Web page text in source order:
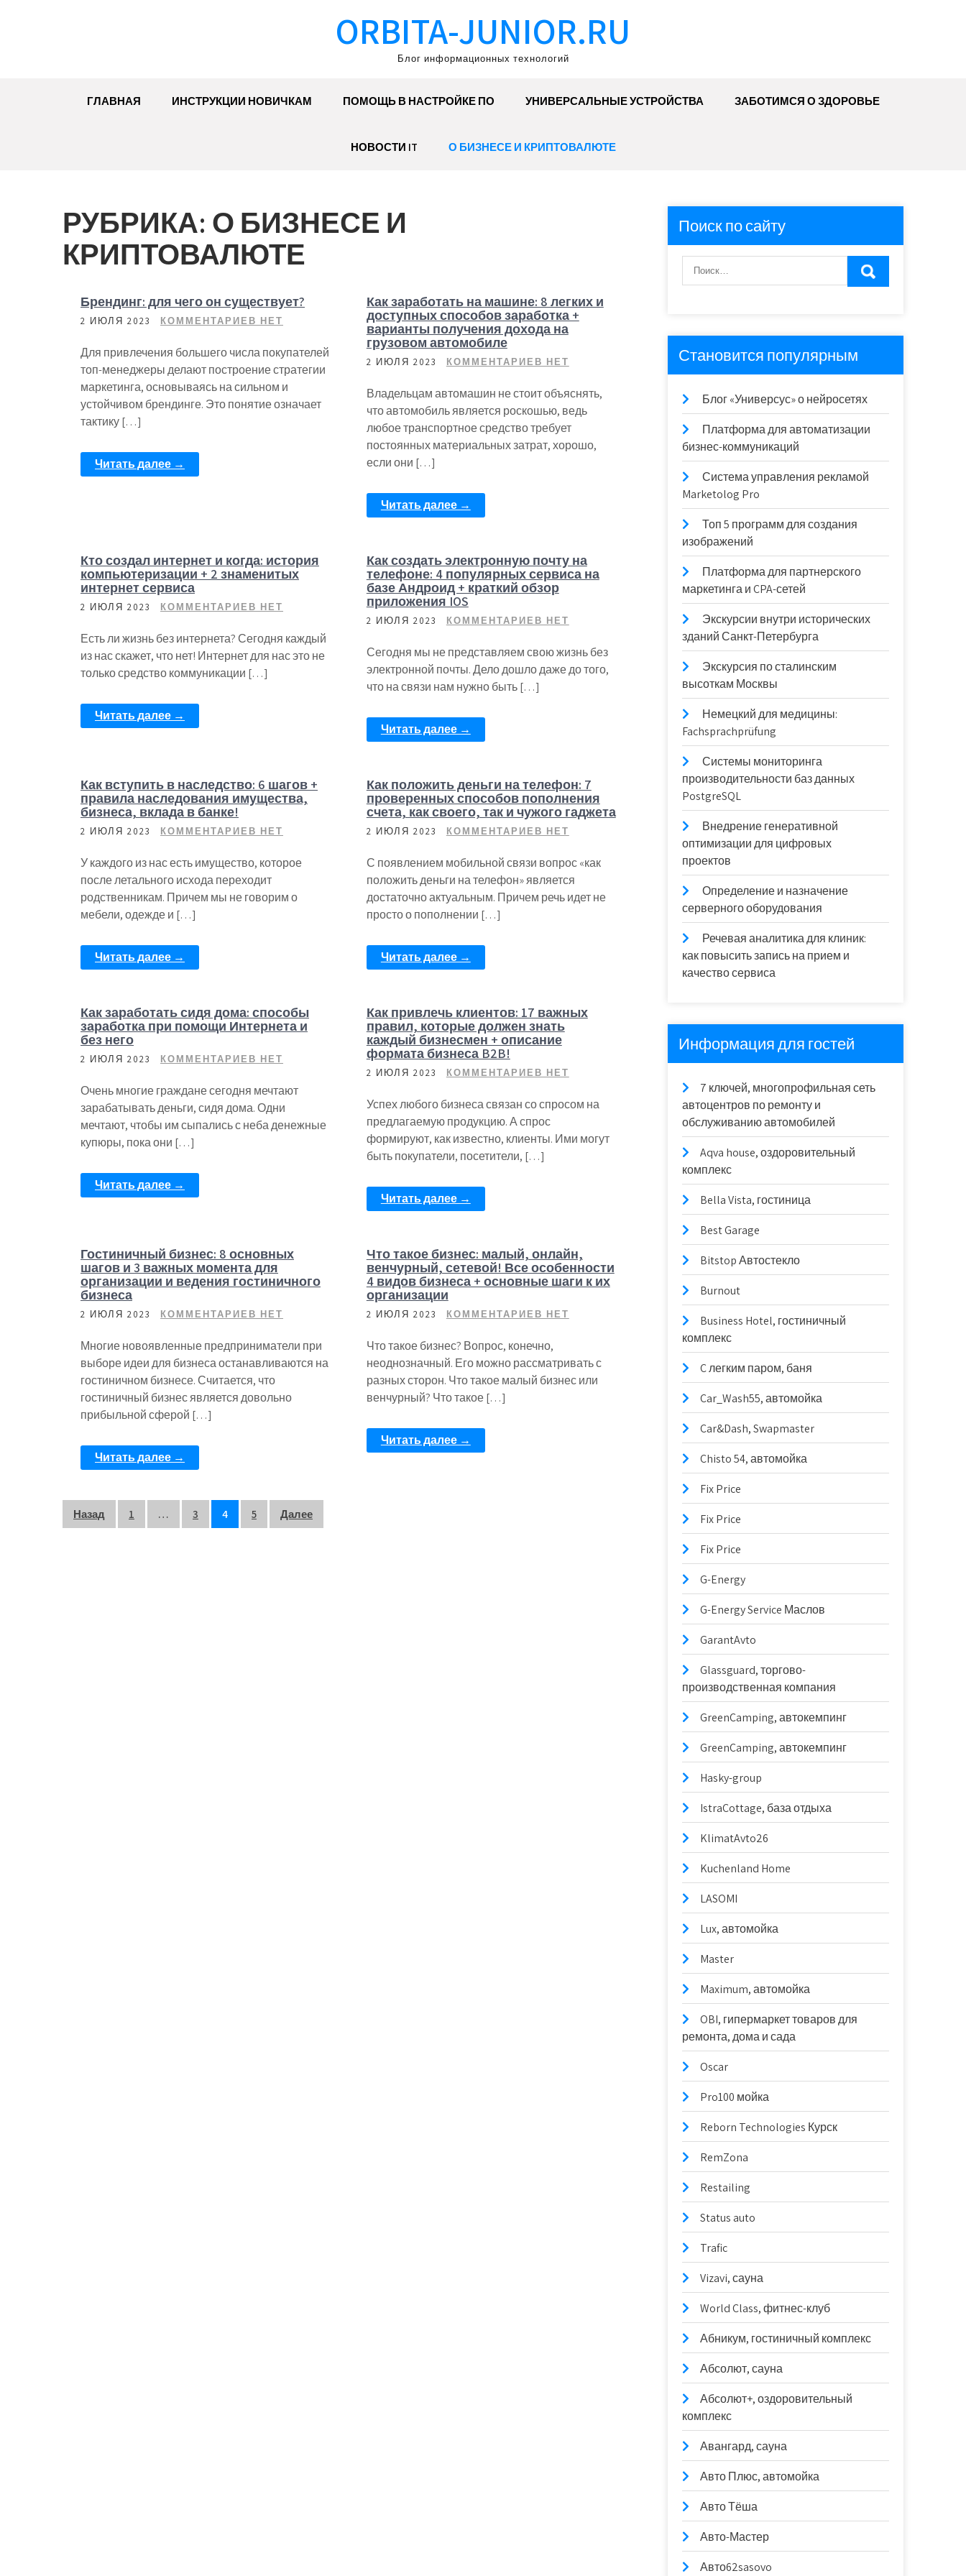
ORBITA-JUNIOR.RU
Блог информационных технологий
ГЛАВНАЯ ИНСТРУКЦИИ НОВИЧКАМ ПОМОЩЬ В НАСТРОЙКЕ ПО УНИВЕРСАЛЬНЫЕ УСТРОЙСТВА ЗАБОТИМСЯ О ЗДОРОВЬЕ
НОВОСТИ IT О БИЗНЕСЕ И КРИПТОВАЛЮТЕ
РУБРИКА: О БИЗНЕСЕ И
КРИПТОВАЛЮТЕ
Брендинг: для чего он существует?
2 ИЮЛЯ 2023 КОММЕНТАРИЕВ НЕТ
Для привлечения большего числа покупателей
топ-менеджеры делают построение стратегии
маркетинга, основываясь на сильном и
устойчивом брендинге. Это понятие означает
тактику […]
Читать далее →
Как заработать на машине: 8 легких и
доступных способов заработка +
варианты получения дохода на
грузовом автомобиле
2 ИЮЛЯ 2023 КОММЕНТАРИЕВ НЕТ
Владельцам автомашин не стоит объяснять,
что автомобиль является роскошью, ведь
любое транспортное средство требует
постоянных материальных затрат, хорошо,
если они […]
Читать далее →
Кто создал интернет и когда: история
компьютеризации + 2 знаменитых
интернет сервиса
2 ИЮЛЯ 2023 КОММЕНТАРИЕВ НЕТ
Есть ли жизнь без интернета? Сегодня каждый
из нас скажет, что нет! Интернет для нас это не
только средство коммуникации […]
Читать далее →
Как создать электронную почту на
телефоне: 4 популярных сервиса на
базе Андроид + краткий обзор
приложения IOS
2 ИЮЛЯ 2023 КОММЕНТАРИЕВ НЕТ
Сегодня мы не представляем свою жизнь без
электронной почты. Дело дошло даже до того,
что на связи нам нужно быть […]
Читать далее →
Как вступить в наследство: 6 шагов +
правила наследования имущества,
бизнеса, вклада в банке!
2 ИЮЛЯ 2023 КОММЕНТАРИЕВ НЕТ
У каждого из нас есть имущество, которое
после летального исхода переходит
родственникам. Причем мы не говорим о
мебели, одежде и […]
Читать далее →
Как положить деньги на телефон: 7
проверенных способов пополнения
счета, как своего, так и чужого гаджета
2 ИЮЛЯ 2023 КОММЕНТАРИЕВ НЕТ
С появлением мобильной связи вопрос «как
положить деньги на телефон» является
достаточно актуальным. Причем речь идет не
просто о пополнении […]
Читать далее →
Как заработать сидя дома: способы
заработка при помощи Интернета и
без него
2 ИЮЛЯ 2023 КОММЕНТАРИЕВ НЕТ
Очень многие граждане сегодня мечтают
зарабатывать деньги, сидя дома. Одни
мечтают, чтобы им сыпались с неба денежные
купюры, пока они […]
Читать далее →
Как привлечь клиентов: 17 важных
правил, которые должен знать
каждый бизнесмен + описание
формата бизнеса B2B!
2 ИЮЛЯ 2023 КОММЕНТАРИЕВ НЕТ
Успех любого бизнеса связан со спросом на
предлагаемую продукцию. А спрос
формируют, как известно, клиенты. Ими могут
быть покупатели, посетители, […]
Читать далее →
Гостиничный бизнес: 8 основных
шагов и 3 важных момента для
организации и ведения гостиничного
бизнеса
2 ИЮЛЯ 2023 КОММЕНТАРИЕВ НЕТ
Многие новоявленные предприниматели при
выборе идеи для бизнеса останавливаются на
гостиничном бизнесе. Считается, что
гостиничный бизнес является довольно
прибыльной сферой […]
Читать далее →
Что такое бизнес: малый, онлайн,
венчурный, сетевой! Все особенности
4 видов бизнеса + основные шаги к их
организации
2 ИЮЛЯ 2023 КОММЕНТАРИЕВ НЕТ
Что такое бизнес? Вопрос, конечно,
неоднозначный. Его можно рассматривать с
разных сторон. Что такое малый бизнес или
венчурный? Что такое […]
Читать далее →
Пагинация
Назад 1 … 3 4 5 Далее
Поиск по сайту
Становится популярным
Блог «Универсус» о нейросетях
Платформа для автоматизации
бизнес-коммуникаций
Система управления рекламой
Marketolog Pro
Топ 5 программ для создания
изображений
Платформа для партнерского
маркетинга и CPA-сетей
Экскурсии внутри исторических
зданий Санкт-Петербурга
Экскурсия по сталинским
высоткам Москвы
Немецкий для медицины:
Fachsprachprüfung
Системы мониторинга
производительности баз данных
PostgreSQL
Внедрение генеративной
оптимизации для цифровых
проектов
Определение и назначение
серверного оборудования
Речевая аналитика для клиник:
как повысить запись на прием и
качество сервиса
Информация для гостей
7 ключей, многопрофильная сеть
автоцентров по ремонту и
обслуживанию автомобилей
Aqva house, оздоровительный
комплекс
Bella Vista, гостиница
Best Garage
Bitstop Автостекло
Burnout
Business Hotel, гостиничный
комплекс
C легким паром, баня
Car_Wash55, автомойка
Car&Dash, Swapmaster
Chisto 54, автомойка
Fix Price
Fix Price
Fix Price
G-Energy
G-Energy Service Маслов
GarantAvto
Glassguard, торгово-
производственная компания
GreenCamping, автокемпинг
GreenCamping, автокемпинг
Hasky-group
IstraCottage, база отдыха
KlimatAvto26
Kuchenland Home
LASOMI
Lux, автомойка
Master
Maximum, автомойка
OBI, гипермаркет товаров для
ремонта, дома и сада
Oscar
Pro100 мойка
Reborn Technologies Курск
RemZona
Restailing
Status auto
Trafic
Vizavi, сауна
World Class, фитнес-клуб
Абникум, гостиничный комплекс
Абсолют, сауна
Абсолют+, оздоровительный
комплекс
Авангард, сауна
Авто Плюс, автомойка
Авто Тёша
Авто-Мастер
Авто62sasovo